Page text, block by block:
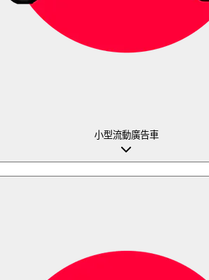
小型流動廣告車